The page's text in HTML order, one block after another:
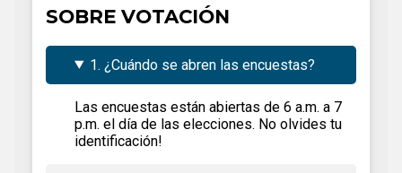
SOBRE VOTACIÓN
1. ¿Cuándo se abren las encuestas?
Las encuestas están abiertas de 6 a.m. a 7
p.m. el día de las elecciones. No olvides tu
identificación!